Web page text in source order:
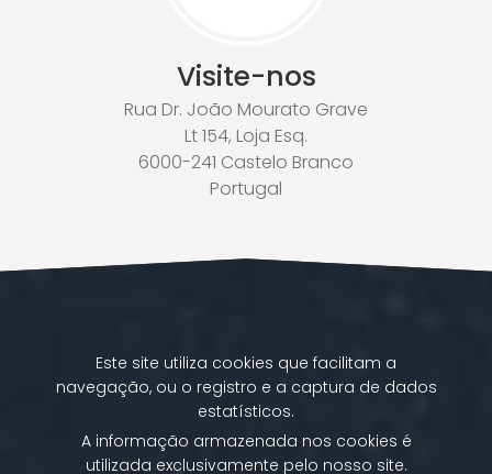
Este site utiliza cookies que facilitam a
navegação, ou o registro e a captura de dados
estatísticos.
A informação armazenada nos cookies é
utilizada exclusivamente pelo nosso site.
Visite-nos
Rua Dr. João Mourato Grave
Lt 154, Loja Esq.
6000-241 Castelo Branco
Portugal